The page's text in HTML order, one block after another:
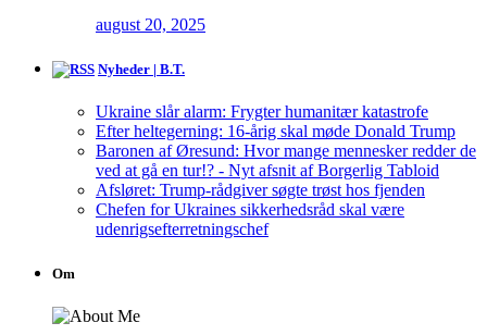
august 20, 2025
Nyheder | B.T.
Ukraine slår alarm: Frygter humanitær katastrofe
Efter heltegerning: 16-årig skal møde Donald Trump
Baronen af Øresund: Hvor mange mennesker redder de
ved at gå en tur!? - Nyt afsnit af Borgerlig Tabloid
Afsløret: Trump-rådgiver søgte trøst hos fjenden
Chefen for Ukraines sikkerhedsråd skal være
udenrigsefterretningschef
Om